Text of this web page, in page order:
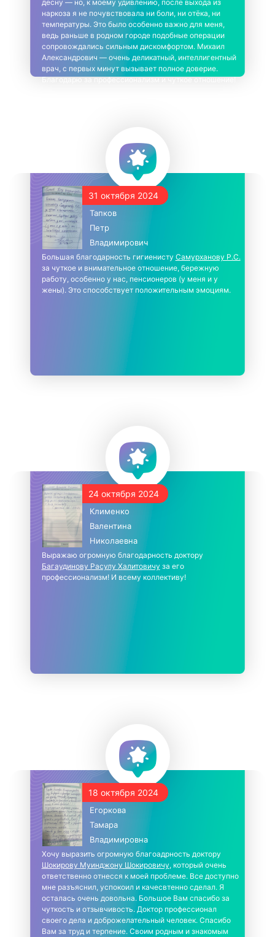
десну — но, к моему удивлению, после выхода из
наркоза я не почувствовала ни боли, ни отёка, ни
температуры. Это было особенно важно для меня,
ведь раньше в родном городе подобные операции
сопровождались сильным дискомфортом. Михаил
Александрович — очень деликатный, интеллигентный
врач, с первых минут вызывает полное доверие.
Благодарю за профессионализм и чуткое отношение!
31 октября 2024
Тапков
Петр
Владимирович
Большая благодарность гигиенисту Самурханову Р.С.
за чуткое и внимательное отношение, бережную
работу, особенно у нас, пенсионеров (у меня и у
жены). Это способствует положительным эмоциям.
24 октября 2024
Клименко
Валентина
Николаевна
Выражаю огромную благодарность доктору
Багаудинову Расулу Халитовичу за его
профессионализм! И всему коллективу!
18 октября 2024
Егоркова
Тамара
Владимировна
Хочу выразить огромную благоадрность доктору
Шокирову Муинджону Шокировичу, который очень
ответственно отнесся к моей проблеме. Все доступно
мне разъяснил, успокоил и качесвтенно сделал. Я
осталась очень довольна. Большое Вам спасибо за
чуткость и отзывчивость. Доктор профессионал
своего дела и доброжелательный человек. Спасибо
Вам за труд и терпение. Своим родным и знакомым